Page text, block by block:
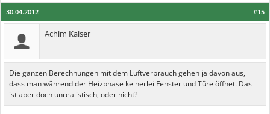
#15
30.04.2012
Achim Kaiser
Die ganzen Berechnungen mit dem Luftverbrauch gehen ja davon aus,
dass man während der Heizphase keinerlei Fenster und Türe öffnet. Das
ist aber doch unrealistisch, oder nicht?